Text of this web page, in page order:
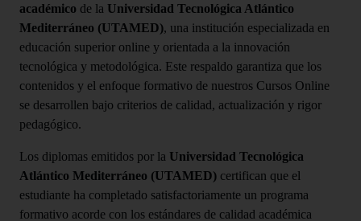
académico de la Universidad Tecnológica Atlántico
Mediterráneo (UTAMED), una institución especializada en
educación superior online y orientada a la innovación
tecnológica y metodológica. Este respaldo garantiza que los
contenidos y el enfoque formativo de nuestros Cursos Online
se desarrollen bajo criterios de calidad, actualización y rigor
pedagógico.
Los diplomas emitidos por la Universidad Tecnológica
Atlántico Mediterráneo (UTAMED) certifican que el
estudiante ha completado satisfactoriamente un programa
formativo acorde con los estándares de calidad académica